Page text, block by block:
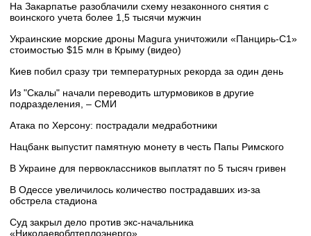
На Закарпатье разоблачили схему незаконного снятия с
воинского учета более 1,5 тысячи мужчин
Украинские морские дроны Magura уничтожили «Панцирь-С1»
стоимостью $15 млн в Крыму (видео)
Киев побил сразу три температурных рекорда за один день
Из "Скалы" начали переводить штурмовиков в другие
подразделения, – СМИ
Атака по Херсону: пострадали медработники
Нацбанк выпустит памятную монету в честь Папы Римского
В Украине для первоклассников выплатят по 5 тысяч гривен
В Одессе увеличилось количество пострадавших из-за
обстрела стадиона
Суд закрыл дело против экс-начальника
«Николаевоблтеплоэнерго»